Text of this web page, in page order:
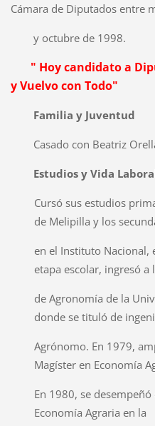
Cámara de Diputados entre
y octubre de 1998.
" Hoy candidato a
y Vuelvo con Todo"
Familia y Juventud
Casado con Beatriz
Estudios y Vida
Cursó sus estudios
de Melipilla y los
en el Instituto Nacional,
etapa escolar, ingresó a
de Agronomía de la
donde se tituló de
Agrónomo. En 1979,
Magíster en Economía
En 1980, se
Economía Agraria en la